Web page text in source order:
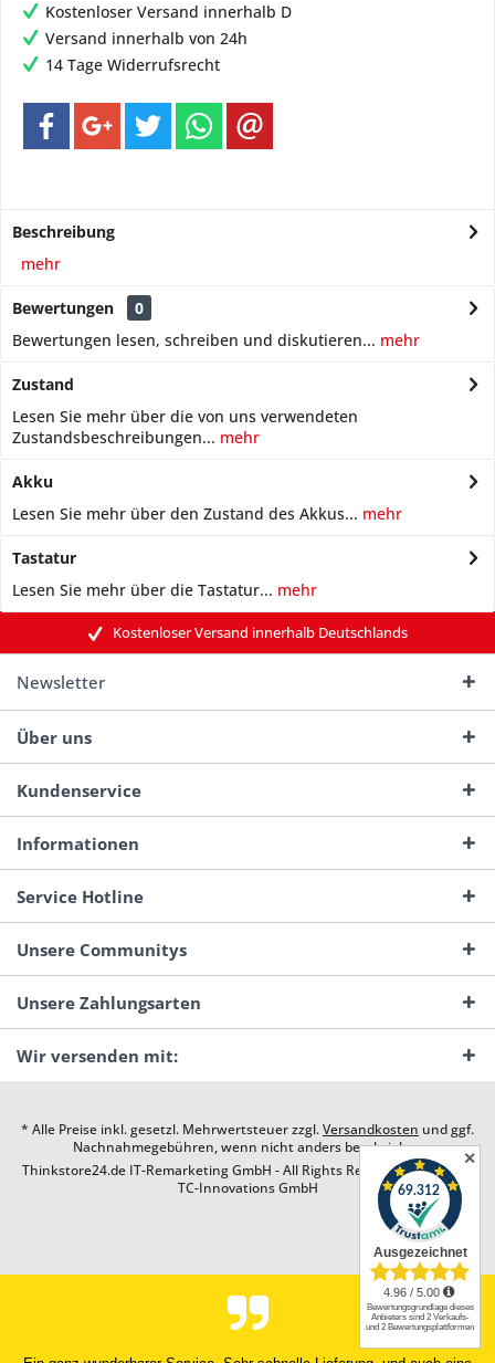
Kostenloser Versand innerhalb D
Versand innerhalb von 24h
14 Tage Widerrufsrecht
Beschreibung
mehr
Bewertungen
0
Bewertungen lesen, schreiben und diskutieren... mehr
Zustand
Lesen Sie mehr über die von uns verwendeten
Zustandsbeschreibungen... mehr
Akku
Lesen Sie mehr über den Zustand des Akkus... mehr
Tastatur
Lesen Sie mehr über die Tastatur... mehr
Kostenloser Versand innerhalb Deutschlands
Newsletter
Über uns
Kundenservice
Informationen
Service Hotline
Unsere Communitys
Unsere Zahlungsarten
Wir versenden mit:
* Alle Preise inkl. gesetzl. Mehrwertsteuer zzgl.Versandkosten und ggf.
Nachnahmegebühren, wenn nicht anders beschrieben
Thinkstore24.de IT-Remarketing GmbH - All Rights Reserved. Design by
TC-Innovations GmbH
✕